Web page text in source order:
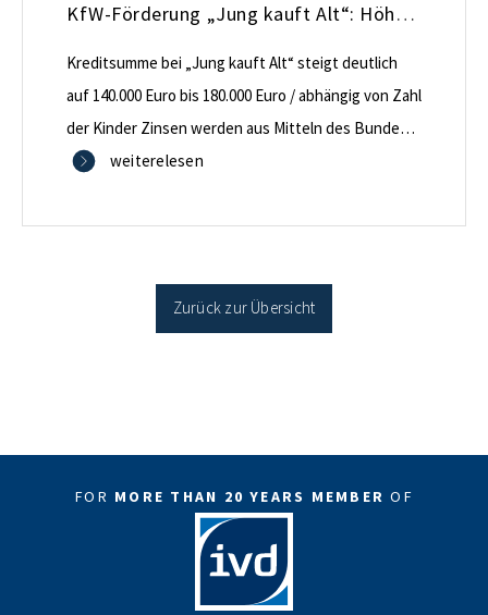
KfW-Förderung „Jung kauft Alt“: Höhere Kredite ab August 2026
Kreditsumme bei „Jung kauft Alt“ steigt deutlich
auf 140.000 Euro bis 180.000 Euro / abhängig von Zahl
der Kinder Zinsen werden aus Mitteln des Bundes
verbilligt: Heutiger Zins bei 0,53 Prozent effektiv bei
Antragstellende verpflichten sich zu energetischer
Sanierung in Einzelmaßnahmen […]
weiterelesen
Zurück zur Übersicht
FOR MORE THAN 20 YEARS MEMBEROF